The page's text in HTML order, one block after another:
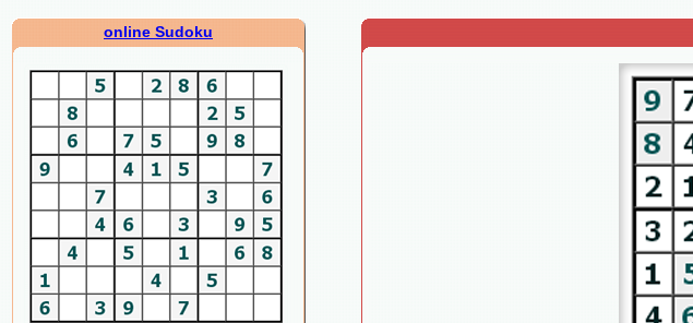
online Sudoku